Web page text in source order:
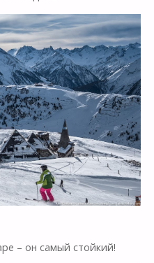
– он самый стойкий!